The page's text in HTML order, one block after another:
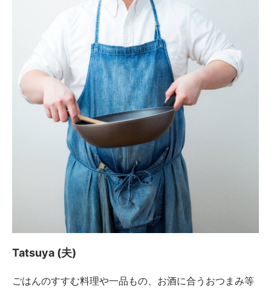
Tatsuya (夫)
ごはんのすすむ料理や一品もの、お酒に合うおつまみ等